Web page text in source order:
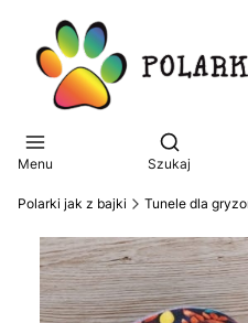
Menu
Otwórz
Szukaj
Polarki jak z bajki Tunele dla